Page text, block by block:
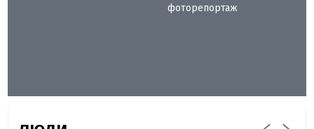
фоторепортаж